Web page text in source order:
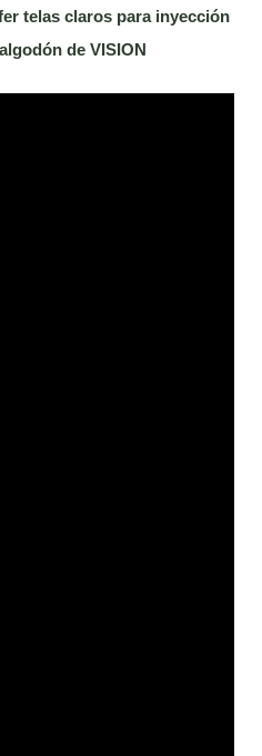
telas claros para inyección
de VISION